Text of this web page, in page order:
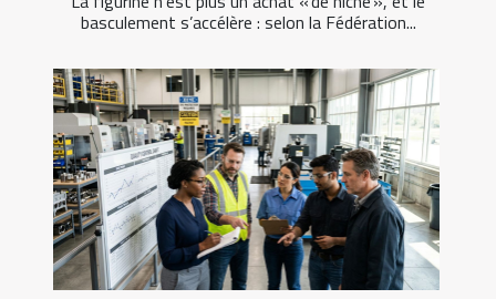
basculement s’accélère : selon la Fédération...